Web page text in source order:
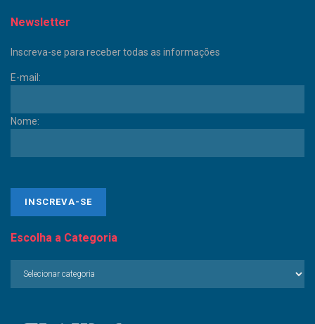
Newsletter
Inscreva-se para receber todas as informações
E-mail:
Nome:
Escolha a Categoria
Escolha